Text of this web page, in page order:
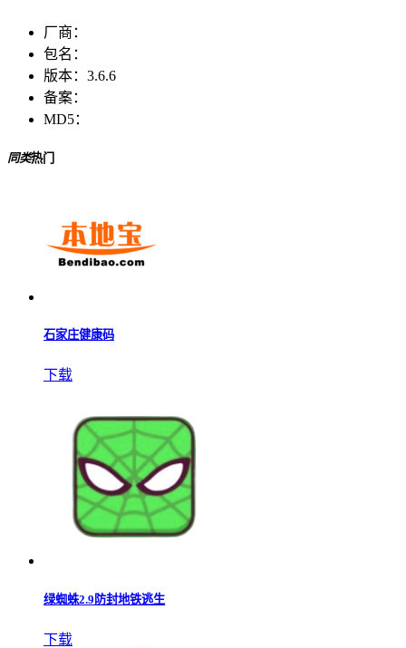
厂商：
包名：
版本： 3.6.6
备案：
MD5：
同类热门
石家庄健康码
下载
绿蜘蛛2.9防封地铁逃生
下载